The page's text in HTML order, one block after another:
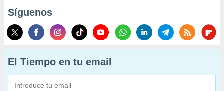
Síguenos
El Tiempo en tu email